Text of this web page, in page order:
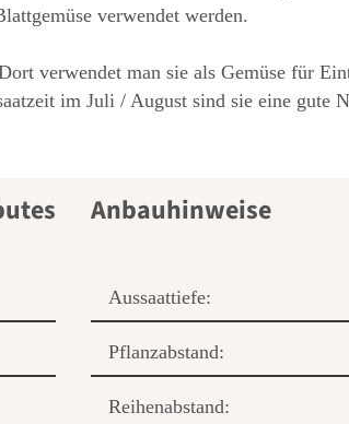
verwendet werden.
verwendet man sie als Gemüse für
im Juli / August sind sie eine gute
Anbauhinweise
Aussaattiefe:
Pflanzabstand:
Reihenabstand: